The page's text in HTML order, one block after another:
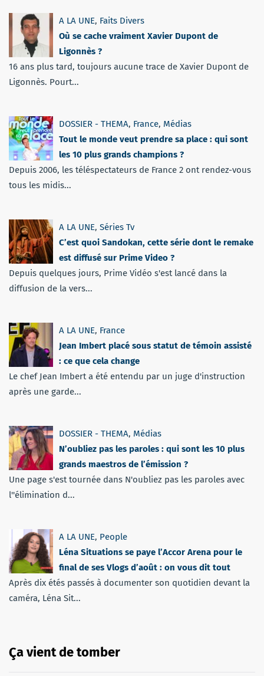
A LA UNE, Faits Divers
Où se cache vraiment Xavier Dupont de
Ligonnès ?
16 ans plus tard, toujours aucune trace de Xavier Dupont de
Ligonnès. Pourt...
DOSSIER - THEMA, France, Médias
Tout le monde veut prendre sa place : qui sont
les 10 plus grands champions ?
Depuis 2006, les téléspectateurs de France 2 ont rendez-vous
tous les midis...
A LA UNE, Séries Tv
C’est quoi Sandokan, cette série dont le remake
est diffusé sur Prime Video ?
Depuis quelques jours, Prime Vidéo s'est lancé dans la
diffusion de la vers...
A LA UNE, France
Jean Imbert placé sous statut de témoin assisté
: ce que cela change
Le chef Jean Imbert a été entendu par un juge d'instruction
après une garde...
DOSSIER - THEMA, Médias
N’oubliez pas les paroles : qui sont les 10 plus
grands maestros de l’émission ?
Une page s'est tournée dans N'oubliez pas les paroles avec
l''élimination d...
A LA UNE, People
Léna Situations se paye l’Accor Arena pour le
final de ses Vlogs d’août : on vous dit tout
Après dix étés passés à documenter son quotidien devant la
caméra, Léna Sit...
Ça vient de tomber